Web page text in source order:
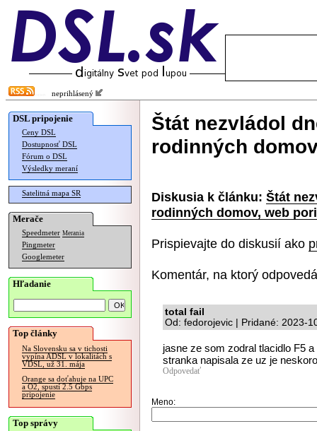
neprihlásený
DSL pripojenie
Ceny DSL
Dostupnosť DSL
Fórum o DSL
Výsledky meraní
Satelitná mapa SR
Merače
Speedmeter Merania
Pingmeter
Googlemeter
Hľadanie
Top články
Na Slovensku sa v tichosti
vypína ADSL v lokalitách s
VDSL, už 31. mája
Orange sa doťahuje na UPC
a O2, spustí 2.5 Gbps
pripojenie
Top správy
Štát nezvládol
rodinných
Diskusia k článku: Štát
rodinných domov, web
Prispievajte do diskusií ako
Komentár, na ktorý
total fail
Od: fedorojevic | Pridané: 2023-
jasne ze som zodral tlacidlo F5
stranka napisala ze uz je
Odpovedať
Meno: